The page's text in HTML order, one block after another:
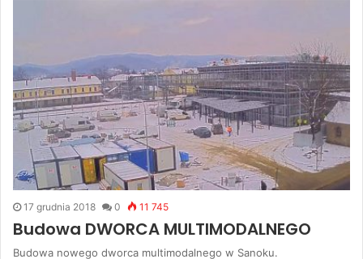
17 grudnia 2018 0 11 745
Budowa DWORCA MULTIMODALNEGO
Budowa nowego dworca multimodalnego w Sanoku.